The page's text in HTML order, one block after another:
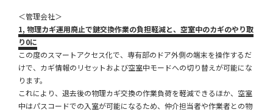
＜管理会社＞
1, 物理カギ運用廃止で鍵交換作業の負担軽減と、空室中のカギのやり取
り0に
この度のスマートアクセス化で、専有部のドア外側の端末を操作するだ
けで、カギ情報のリセットおよび空室中モードへの切り替えが可能にな
ります。
これにより、退去後の物理カギ交換の作業負荷を軽減できるほか、空室
中はパスコードでの入室が可能になるため、仲介担当者や作業者との物